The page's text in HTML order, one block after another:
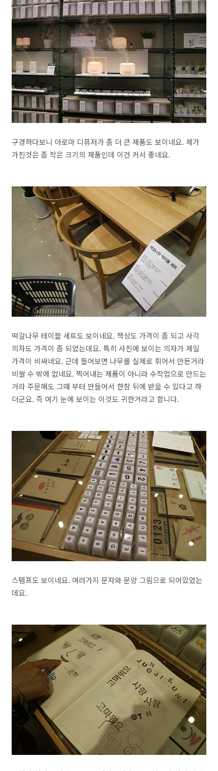
구경하다보니 아로마 디퓨저가 좀 더 큰 제품도 보이네요. 제가
가진것은 좀 작은 크기의 제품인데 이건 커서 좋네요.
떡갈나무 테이블 세트도 보이네요. 책상도 가격이 좀 되고 사각
의자도 가격이 좀 되었는데요. 특히 사진에 보이는 의자가 제일
가격이 비싸네요. 근데 들어보면 나무를 실제로 휘어서 만든거라
비쌀 수 밖에 없네요. 찍어내는 제품이 아니라 수작업으로 만드는
거라 주문해도 그때 부터 만들어서 한참 뒤에 받을 수 있다고 하
더군요. 즉 여기 눈에 보이는 이것도 귀한거라고 합니다.
스템프도 보이네요. 여러가지 문자와 문양 그림으로 되어있었는
데요.